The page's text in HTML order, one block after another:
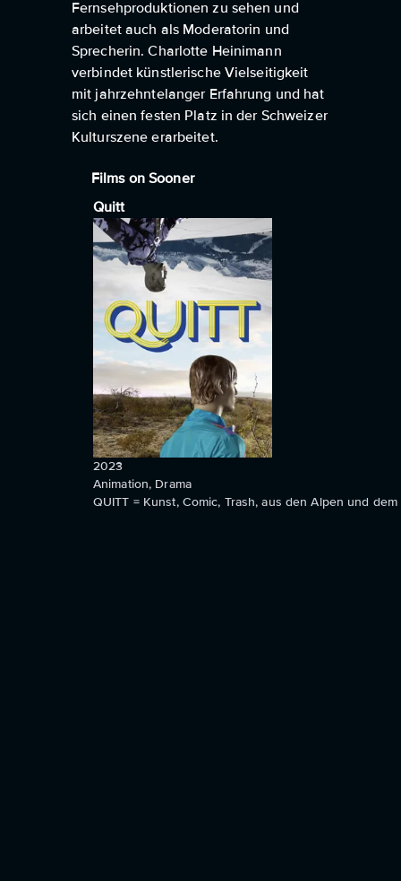
Fernsehproduktionen zu sehen und
arbeitet auch als Moderatorin und
Sprecherin. Charlotte Heinimann
verbindet künstlerische Vielseitigkeit
mit jahrzehntelanger Erfahrung und hat
sich einen festen Platz in der Schweizer
Kulturszene erarbeitet.
Films on Sooner
Quitt
2023
Animation, Drama
QUITT = Kunst, Comic, Trash, aus den Alpen und